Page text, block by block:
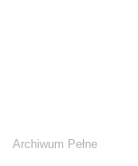
Archiwum Pełne